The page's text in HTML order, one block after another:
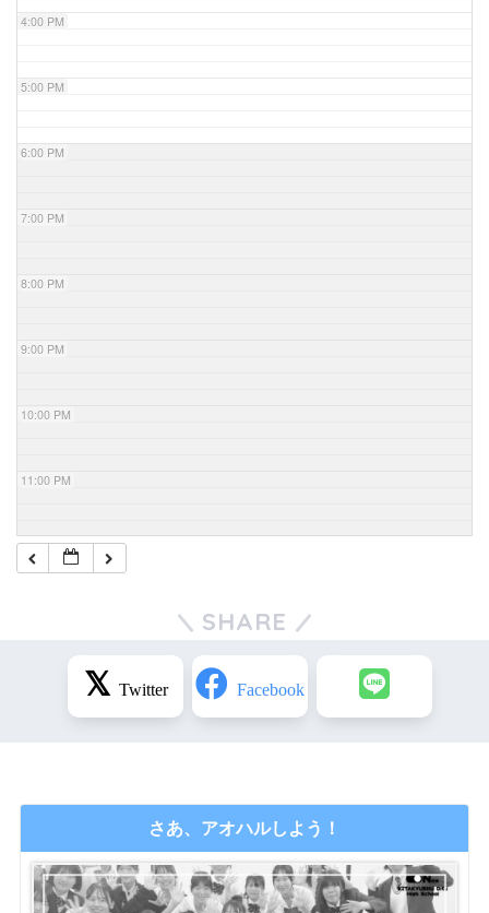
4:00 PM
5:00 PM
6:00 PM
7:00 PM
8:00 PM
9:00 PM
10:00 PM
11:00 PM
SHARE
さあ、アオハルしよう！